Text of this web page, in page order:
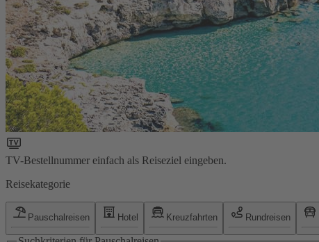
TV-Bestellnummer einfach als Reiseziel eingeben.
Reisekategorie
Pauschalreisen Hotel Kreuzfahrten Rundreisen